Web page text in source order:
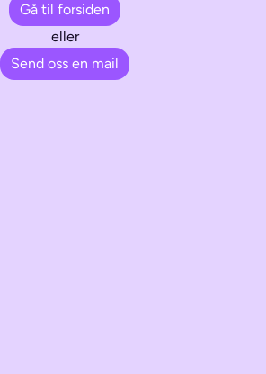
Gå til forsiden
eller
Send oss en mail